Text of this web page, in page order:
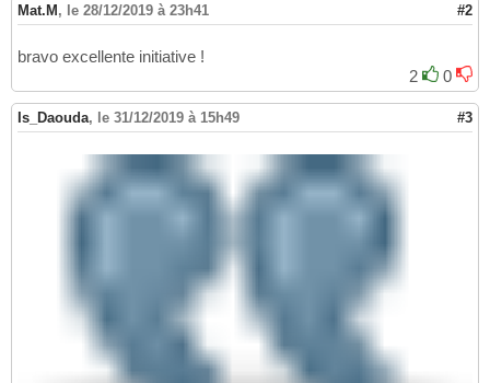
Mat.M , le 28/12/2019 à 23h41 #2
bravo excellente initiative !
2
0
Is_Daouda, le 31/12/2019 à 15h49 #3